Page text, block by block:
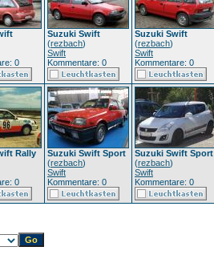
0
Suzuki Swift
(rezbach)
Swift
Kommentare: 0
Suzuki Swift
(rezbach)
Swift
Kommentare: 0
Rally
0
Suzuki Swift Sport
(rezbach)
Swift
Kommentare: 0
Suzuki Swift Sport
(rezbach)
Swift
Kommentare: 0